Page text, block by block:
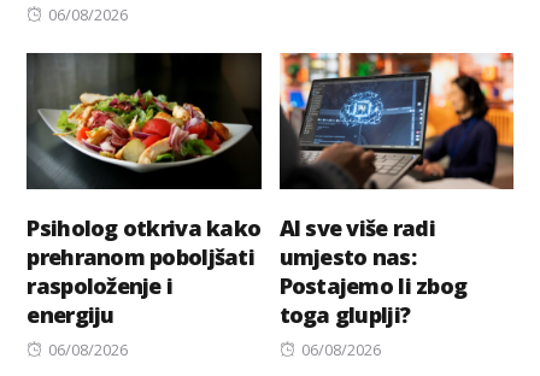
Posted
06/08/2026
Psiholog otkriva kako
prehranom poboljšati
raspoloženje i
energiju
Posted
06/08/2026
AI sve više radi
umjesto nas:
Postajemo li zbog
toga gluplji?
Posted
06/08/2026